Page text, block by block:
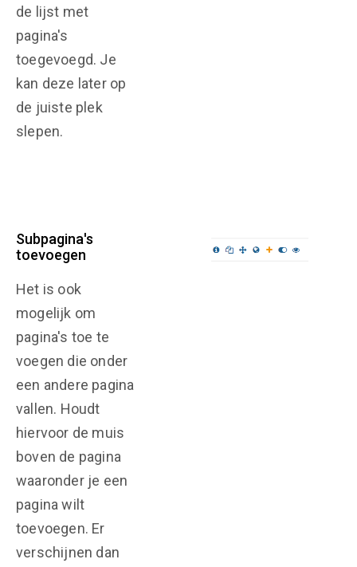
de lijst met
pagina's
toegevoegd. Je
kan deze later op
de juiste plek
slepen.
Subpagina's
toevoegen
Het is ook
mogelijk om
pagina's toe te
voegen die onder
een andere pagina
vallen. Houdt
hiervoor de muis
boven de pagina
waaronder je een
pagina wilt
toevoegen. Er
verschijnen dan